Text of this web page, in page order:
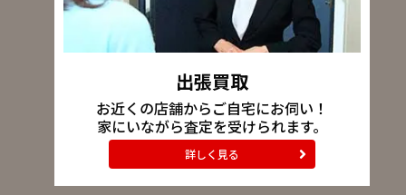
出張買取
お近くの店舗からご自宅にお伺い！
家にいながら査定を受けられます。
詳しく見る